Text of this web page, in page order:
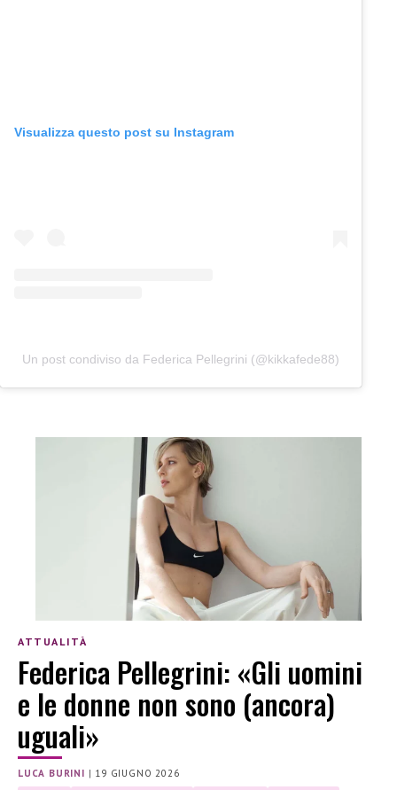
Visualizza questo post su Instagram
Un post condiviso da Federica Pellegrini (@kikkafede88)
ATTUALITÀ
Federica Pellegrini: «Gli uomini
e le donne non sono (ancora)
uguali»
LUCA BURINI | 19 GIUGNO 2026